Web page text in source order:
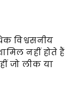
विश्वसनीय
नहीं होते हैं
जो लीक या